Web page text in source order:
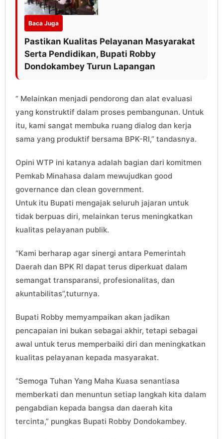
Baca Juga
Pastikan Kualitas Pelayanan Masyarakat
Serta Pendidikan, Bupati Robby
Dondokambey Turun Lapangan
“ Melainkan menjadi pendorong dan alat evaluasi
yang konstruktif dalam proses pembangunan. Untuk
itu, kami sangat membuka ruang dialog dan kerja
sama yang produktif bersama BPK-RI,” tandasnya.
Opini WTP ini katanya adalah bagian dari komitmen
Pemkab Minahasa dalam mewujudkan good
governance dan clean government.
Untuk itu Bupati mengajak seluruh jajaran untuk
tidak berpuas diri, melainkan terus meningkatkan
kualitas pelayanan publik.
“Kami berharap agar sinergi antara Pemerintah
Daerah dan BPK RI dapat terus diperkuat dalam
semangat transparansi, profesionalitas, dan
akuntabilitas”,tuturnya.
Bupati Robby memyampaikan akan jadikan
pencapaian ini bukan sebagai akhir, tetapi sebagai
awal untuk terus memperbaiki diri dan meningkatkan
kualitas pelayanan kepada masyarakat.
“Semoga Tuhan Yang Maha Kuasa senantiasa
memberkati dan menuntun setiap langkah kita dalam
pengabdian kepada bangsa dan daerah kita
tercinta,” pungkas Bupati Robby Dondokambey.